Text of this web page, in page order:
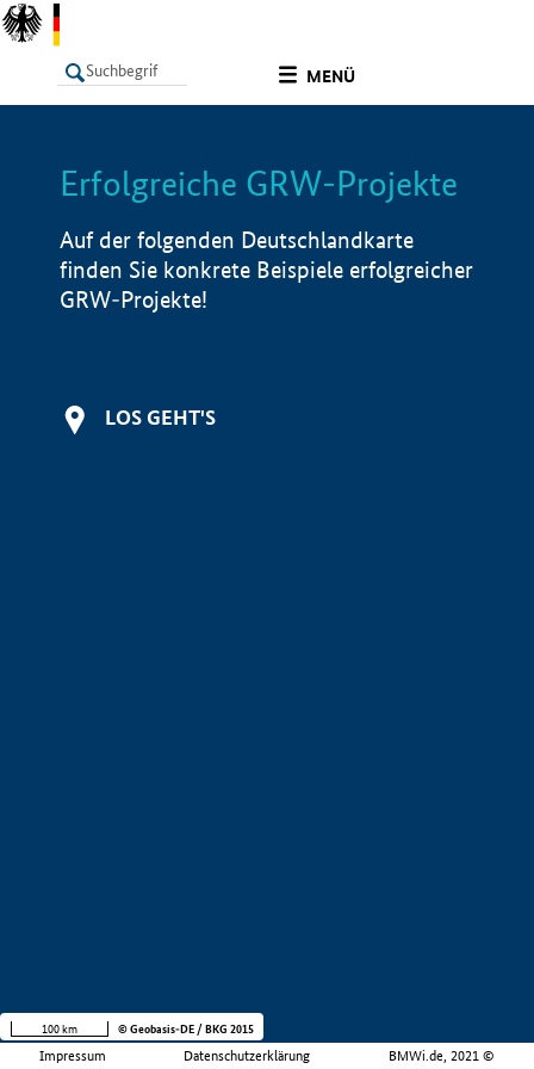
MENÜ
LISTE Info
Erfolgreiche GRW-Projekte
Auf der folgenden Deutschlandkarte
finden Sie konkrete Beispiele erfolgreicher
GRW-Projekte!
LOS GEHT'S
Impressum Datenschutzerklärung BMWi.de, 2021 ©
100 km © Geobasis-DE / BKG 2015